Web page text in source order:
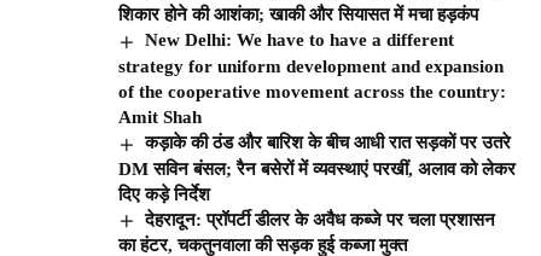
शिकार होने की आशंका; खाकी और सियासत में मचा हड़कंप
New Delhi: We have to have a different
strategy for uniform development and expansion
of the cooperative movement across the country:
Amit Shah
कड़ाके की ठंड और बारिश के बीच आधी रात सड़कों पर उतरे
DM सविन बंसल; रैन बसेरों में व्यवस्थाएं परखीं, अलाव को लेकर
दिए कड़े निर्देश
देहरादून: प्रॉपर्टी डीलर के अवैध कब्जे पर चला प्रशासन
का हंटर, चकतुनवाला की सड़क हुई कब्जा मुक्त